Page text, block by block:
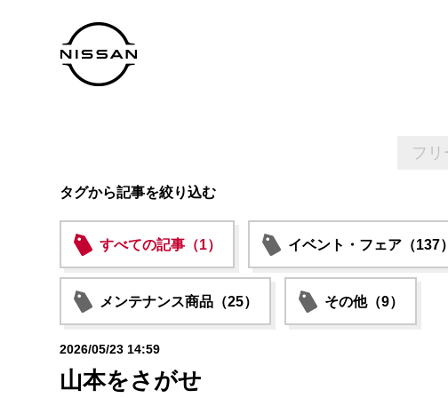
タグから記事を絞り込む
すべての記事（1） イベント・フェア（137）
メンテナンス商品（25） その他（9）
2026/05/23 14:59
山本をさがせ